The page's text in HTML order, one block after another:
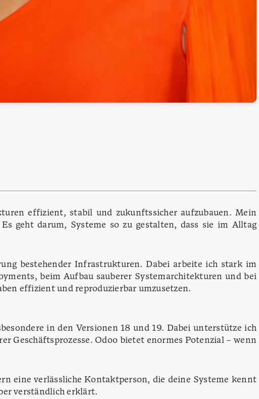
effizient, stabil und zukunftssicher aufzubauen. Mein
geht darum, Systeme so zu gestalten, dass sie im Alltag
bestehender Infrastrukturen. Dabei arbeite ich stark im
beim Aufbau sauberer Systemarchitekturen und bei
effizient und reproduzierbar umzusetzen.
in den Versionen 18 und 19. Dabei unterstütze ich
Geschäftsprozesse. Odoo bietet enormes Potenzial – wenn
eine verlässliche Kontaktperson, die deine Systeme kennt
verständlich erklärt.